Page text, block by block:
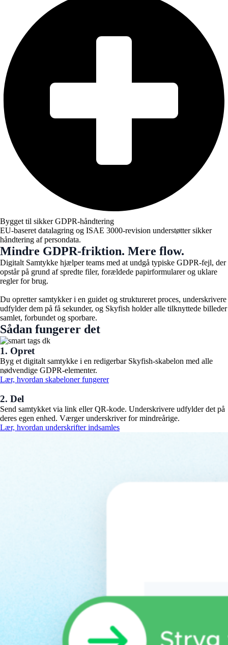
Bygget til sikker GDPR-håndtering
EU-baseret datalagring og ISAE 3000-revision understøtter sikker
håndtering af persondata.
Mindre GDPR-friktion. Mere flow.
Digitalt Samtykke hjælper teams med at undgå typiske GDPR-fejl, der
opstår på grund af spredte filer, forældede papirformularer og uklare
regler for brug.
Du opretter samtykker i en guidet og struktureret proces, underskrivere
udfylder dem på få sekunder, og Skyfish holder alle tilknyttede billeder
samlet, forbundet og sporbare.
Sådan fungerer det
1. Opret
Byg et digitalt samtykke i en redigerbar Skyfish-skabelon med alle
nødvendige GDPR-elementer.
Lær, hvordan skabeloner fungerer
2. Del ​
Send samtykket via link eller QR-kode. Underskrivere udfylder det på
deres egen enhed. Værger underskriver for mindreårige.
Lær, hvordan underskrifter indsamles